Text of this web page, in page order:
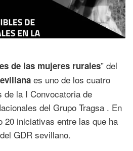
de las mujeres rurales” del
es uno de los cuatro
de la I Convocatoria de
del Grupo Tragsa . En
20 iniciativas entre las que ha
GDR sevillano.